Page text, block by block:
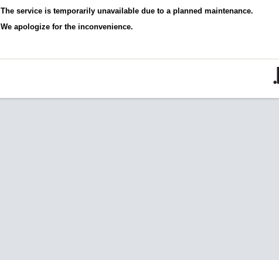
The service is temporarily unavailable due to a planned maintenance.
We apologize for the inconvenience.